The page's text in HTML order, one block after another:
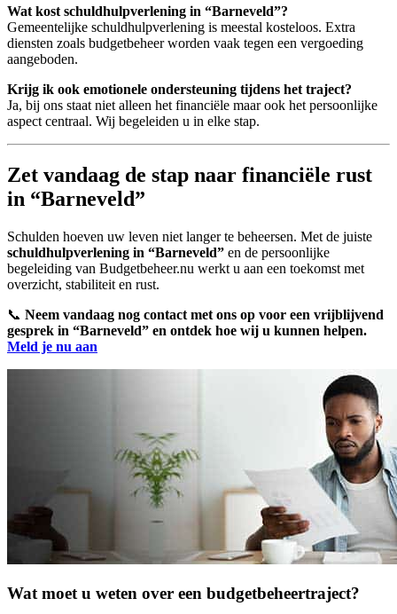
Wat kost schuldhulpverlening in “Barneveld”?
Gemeentelijke schuldhulpverlening is meestal kosteloos. Extra
diensten zoals budgetbeheer worden vaak tegen een vergoeding
aangeboden.
Krijg ik ook emotionele ondersteuning tijdens het traject?
Ja, bij ons staat niet alleen het financiële maar ook het persoonlijke
aspect centraal. Wij begeleiden u in elke stap.
Zet vandaag de stap naar financiële rust
in “Barneveld”
Schulden hoeven uw leven niet langer te beheersen. Met de juiste
schuldhulpverlening in “Barneveld” en de persoonlijke
begeleiding van Budgetbeheer.nu werkt u aan een toekomst met
overzicht, stabiliteit en rust.
📞 Neem vandaag nog contact met ons op voor een vrijblijvend
gesprek in “Barneveld” en ontdek hoe wij u kunnen helpen.
Meld je nu aan
Wat moet u weten over een budgetbeheertraject?